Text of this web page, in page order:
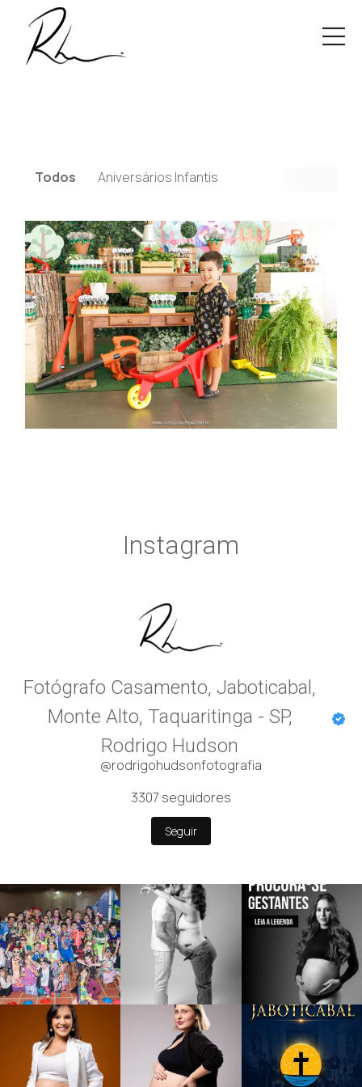
Todos Aniversários Infantis
Instagram
Fotógrafo Casamento, Jaboticabal,
Monte Alto, Taquaritinga - SP,
Rodrigo Hudson
@rodrigohudsonfotografia
3307 seguidores
Seguir